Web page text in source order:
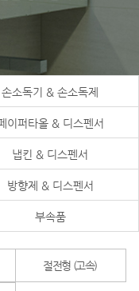
손소독기 & 손소독제
이퍼타올 & 디스펜서
냅킨 & 디스펜서
방향제 & 디스펜서
부속품
절전형 (고속)